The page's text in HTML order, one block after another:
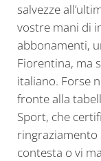
salvezze
vostre mani di
abbonamenti,
Fiorentina, ma
italiano. Forse
fronte alla
Sport, che
ringraziamento
contesta o vi